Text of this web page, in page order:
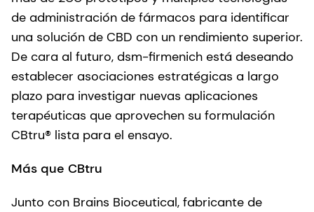
de administración de fármacos para identificar
una solución de CBD con un rendimiento superior.
De cara al futuro, dsm-firmenich está deseando
establecer asociaciones estratégicas a largo
plazo para investigar nuevas aplicaciones
terapéuticas que aprovechen su formulación
CBtru® lista para el ensayo.
Más que CBtru
Junto con Brains Bioceutical, fabricante de